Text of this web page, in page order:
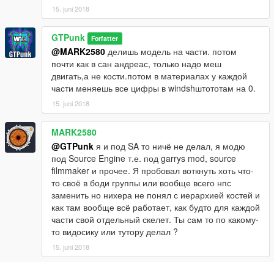
15. juni 2018
GTPunk Forfatter
@MARK2580 делишь модель на части. потом
почти как в сан андреас, только надо меш
двигать,а не кости.потом в материалах у каждой
части меняешь все цифры в windshштототам на 0.
15. juni 2018
MARK2580
@GTPunk я и под SA то ничё не делал, я модю
под Source Engine т.е. под garrys mod, source
filmmaker и прочее. Я пробовал воткнуть хоть что-
то своё в боди группы или вообще всего нпс
заменить но нихера не понял с иерархией костей и
как там вообще всё работает, как будто для каждой
части свой отдельный скелет. Ты сам то по какому-
то видосику или тутору делал ?
15. juni 2018